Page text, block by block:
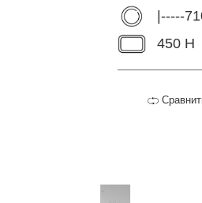
|-----
450 H